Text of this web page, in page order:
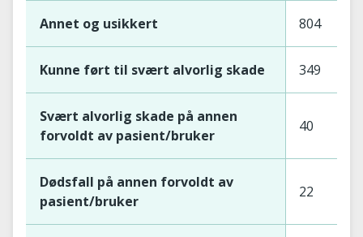
Annet og usikkert 804
Kunne ført til svært alvorlig skade 349
Svært alvorlig skade på annen
forvoldt av pasient/bruker
40
Dødsfall på annen forvoldt av
pasient/bruker
22